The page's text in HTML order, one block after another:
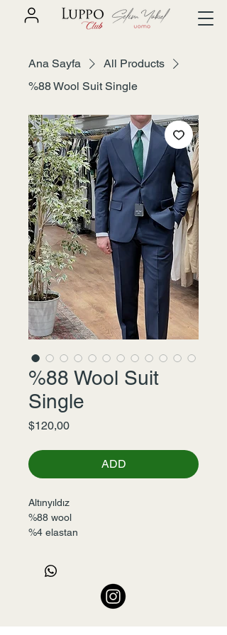
Ana Sayfa
All Products
%88 Wool Suit Single
%88 Wool Suit
Single
$120,00Fiyat
ADD
Altınyıldız
%88 wool
%4 elastan
48-50-52-54-56-58